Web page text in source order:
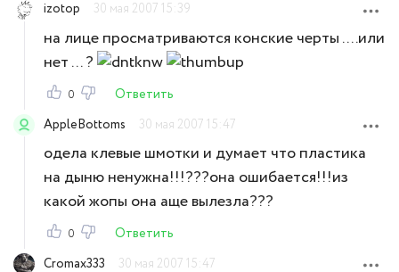
izotop
30 мая 2007 15:39
на лице просматриваются конские черты ....или
нет ... ?
0
Ответить
AppleBottoms
30 мая 2007 15:47
одела клевые шмотки и думает что пластика
на дыню ненужна!!!???она ошибается!!!из
какой жопы она аще вылезла???
0
Ответить
Cromax333
30 мая 2007 15:47